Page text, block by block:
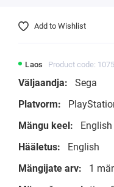
Laos Product code:
Väljaandja:
Sega
Platvorm:
Mängu keel:
English
Hääletus:
English
Mängijate arv:
1
Add to Wishlist